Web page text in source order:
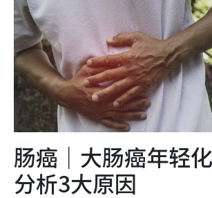
肠癌｜大肠癌年轻
分析3大原因